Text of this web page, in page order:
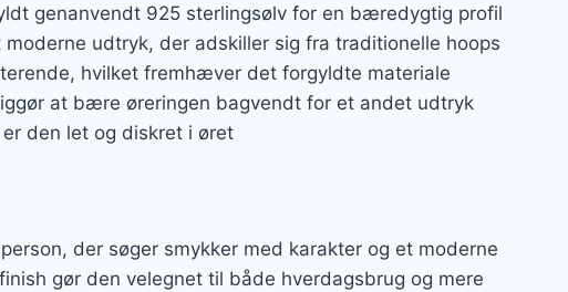
genanvendt 925 sterlingsølv for en bæredygtig profil
udtryk, der adskiller sig fra traditionelle hoops
hvilket fremhæver det forgyldte materiale
at bære øreringen bagvendt for et andet udtryk
den let og diskret i øret
der søger smykker med karakter og et moderne
gør den velegnet til både hverdagsbrug og mere